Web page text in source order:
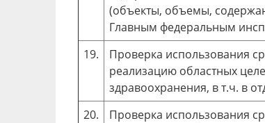
(объекты, объемы,
Главным федеральным
19.
Проверка использования
реализацию областных
здравоохранения, в т.ч. в
20.
Проверка использования